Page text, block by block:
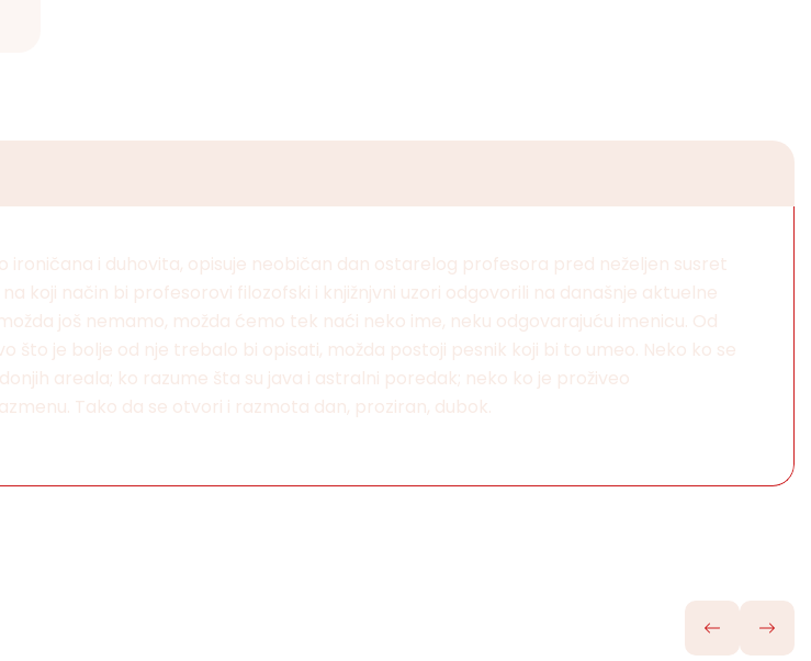
i duhovita, opisuje neobičan dan ostarelog profesora pred neželjen susret
koji način bi profesorovi filozofski i knjižnjvni uzori odgovorili na današnje aktuelne
još nemamo, možda ćemo tek naći neko ime, neku odgovarajuću imenicu. Od
je bolje od nje trebalo bi opisati, možda postoji pesnik koji bi to umeo. Neko ko se
areala; ko razume šta su java i astralni poredak; neko ko je proživeo
Tako da se otvori i razmota dan, proziran, dubok.